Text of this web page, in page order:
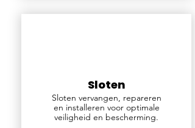
Sloten
Sloten vervangen, repareren
en installeren voor optimale
veiligheid en bescherming.